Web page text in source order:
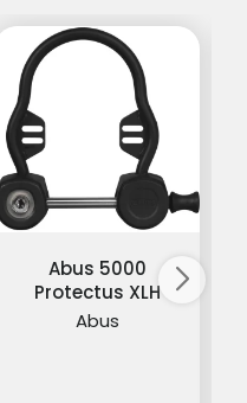
Abus 5000
Protectus XLH
Abus